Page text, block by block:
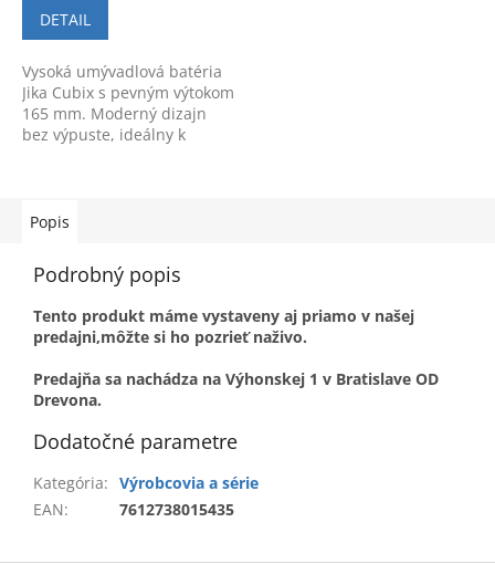
DETAIL
Vysoká umývadlová batéria
Jika Cubix s pevným výtokom
165 mm. Moderný dizajn
bez výpuste, ideálny k
Popis
Podrobný popis
Tento produkt máme vystaveny aj priamo v našej
predajni,môžte si ho pozrieť naživo.
Predajňa sa nachádza na Výhonskej 1 v Bratislave OD
Drevona.
Dodatočné parametre
Kategória: Výrobcovia a série
EAN: 7612738015435